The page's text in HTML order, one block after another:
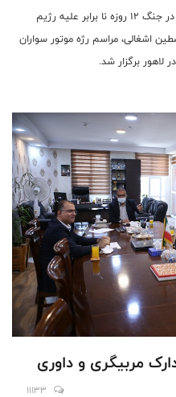
به مناسبت پیروزی جبهه مقاومت اسلامی در جنگ 12 روزه نا برابر علیه رژیم
اشغالی، مراسم رژه موتور سواران
برگزار شد.
مربیگری و داوری
11133